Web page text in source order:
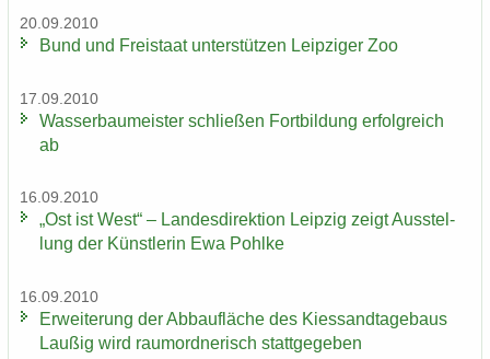
20.09.2010
Bund und Frei­staat un­ter­stüt­zen Leip­zi­ger Zoo
17.09.2010
Was­ser­bau­meis­ter schlie­ßen Fort­bil­dung er­folg­reich
ab
16.09.2010
„Ost ist West“ – Lan­des­di­rek­ti­on Leip­zig zeigt Aus­stel­
lung der Künst­le­rin Ewa Pohl­ke
16.09.2010
Er­wei­te­rung der Ab­bau­flä­che des Kies­sand­ta­ge­baus
Lau­ßig wird raum­ord­ne­risch statt­ge­ge­ben